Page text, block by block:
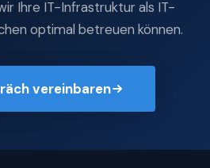
Ihre IT-Infrastruktur als IT-
optimal betreuen können.
vereinbaren